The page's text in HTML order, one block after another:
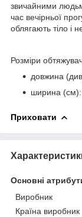
звичайними
час вечірньої
облягають тіло і
Розміри
довжина
ширина
Приховати
Основні
Виробник
Країна виробник